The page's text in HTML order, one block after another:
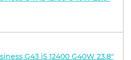
G43 i5 12400 G40W 23.8"